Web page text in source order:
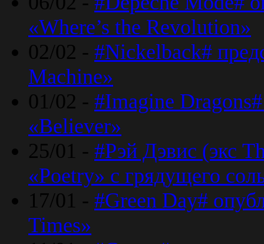
«Where’s the Revolution»
02/02 - #Nickelback#
Machine»
01/02 - #Imagine
«Believer»
25/01 - #Рэй Дэвис (экс
«Poetry» с грядущего
17/01 - #Green Day#
Times»